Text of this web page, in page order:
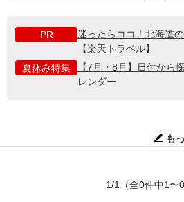
PR
迷ったらココ！北海道
【楽天トラベル】
夏休み特集
【7月・8月】日付から
レンダー
も
1/1 （全0件中1〜0